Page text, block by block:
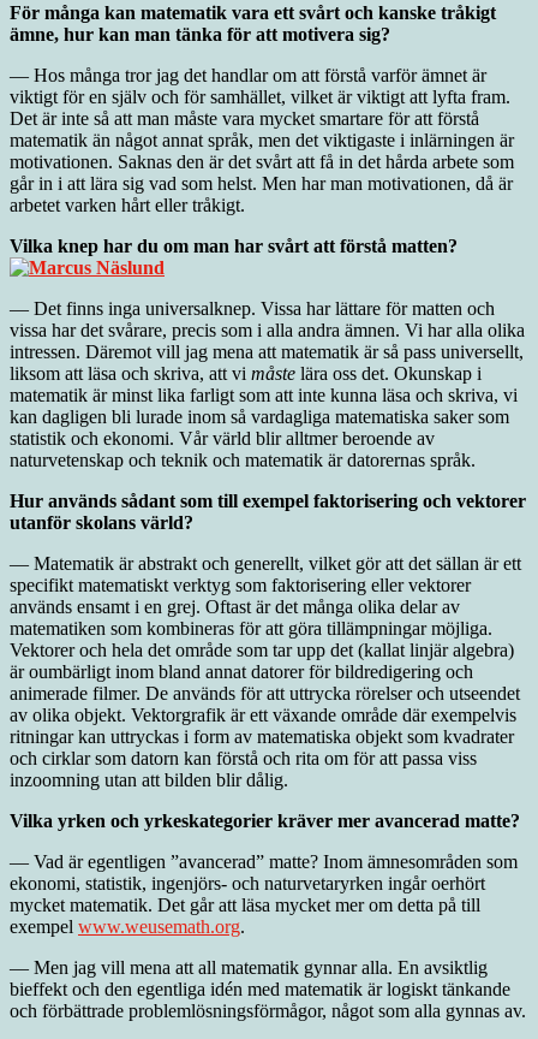
För många kan matematik vara ett svårt och kanske tråkigt
ämne, hur kan man tänka för att motivera sig?
— Hos många tror jag det handlar om att förstå varför ämnet är
viktigt för en själv och för samhället, vilket är viktigt att lyfta fram.
Det är inte så att man måste vara mycket smartare för att förstå
matematik än något annat språk, men det viktigaste i inlärningen är
motivationen. Saknas den är det svårt att få in det hårda arbete som
går in i att lära sig vad som helst. Men har man motivationen, då är
arbetet varken hårt eller tråkigt.
Vilka knep har du om man har svårt att förstå matten?
— Det finns inga universalknep. Vissa har lättare för matten och
vissa har det svårare, precis som i alla andra ämnen. Vi har alla olika
intressen. Däremot vill jag mena att matematik är så pass universellt,
liksom att läsa och skriva, att vi måste lära oss det. Okunskap i
matematik är minst lika farligt som att inte kunna läsa och skriva, vi
kan dagligen bli lurade inom så vardagliga matematiska saker som
statistik och ekonomi. Vår värld blir alltmer beroende av
naturvetenskap och teknik och matematik är datorernas språk.
Hur används sådant som till exempel faktorisering och vektorer
utanför skolans värld?
— Matematik är abstrakt och generellt, vilket gör att det sällan är ett
specifikt matematiskt verktyg som faktorisering eller vektorer
används ensamt i en grej. Oftast är det många olika delar av
matematiken som kombineras för att göra tillämpningar möjliga.
Vektorer och hela det område som tar upp det (kallat linjär algebra)
är oumbärligt inom bland annat datorer för bildredigering och
animerade filmer. De används för att uttrycka rörelser och utseendet
av olika objekt. Vektorgrafik är ett växande område där exempelvis
ritningar kan uttryckas i form av matematiska objekt som kvadrater
och cirklar som datorn kan förstå och rita om för att passa viss
inzoomning utan att bilden blir dålig.
Vilka yrken och yrkeskategorier kräver mer avancerad matte?
— Vad är egentligen ”avancerad” matte? Inom ämnesområden som
ekonomi, statistik, ingenjörs- och naturvetaryrken ingår oerhört
mycket matematik. Det går att läsa mycket mer om detta på till
exempel www.weusemath.org.
— Men jag vill mena att all matematik gynnar alla. En avsiktlig
bieffekt och den egentliga idén med matematik är logiskt tänkande
och förbättrade problemlösningsförmågor, något som alla gynnas av.